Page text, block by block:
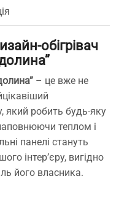
обігрівач
– це вже не
який робить будь-яку
теплом і
панелі стануть
інтер’єру, вигідно
його власника.